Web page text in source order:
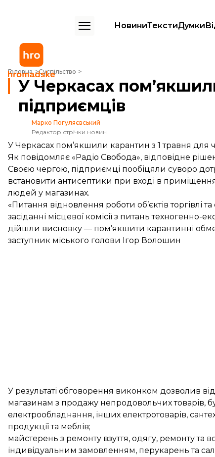
НовиниТекстиДумки
Головна Суспільство
У Черкасах пом’якшили карантин для частини підприємців
У Черкасах
підприємців
Марко Погуляєвський
Редактор стрічки новин
У Черкасах пом’якшили карантин з 1 травня для
Як повідомляє «Радіо Свобода», відповідне
Своєю чергою, підприємці пообіцяли суворо
встановити антисептики при вході в
людей у магазинах.
«Питання відновлення роботи об’єктів
засіданні місцевої комісії з питань техногенно-
дійшли висновку — пом’якшити карантинні
заступник міського голови Ігор Волошин
У результаті обговорення виконком дозволив
магазинам з продажу непродовольчих товарів,
електрообладнання, інших електротоварів,
продукції та меблів;
майстерень з ремонту взуття, одягу, ремонту та
індивідуальним замовленням, перукарень та